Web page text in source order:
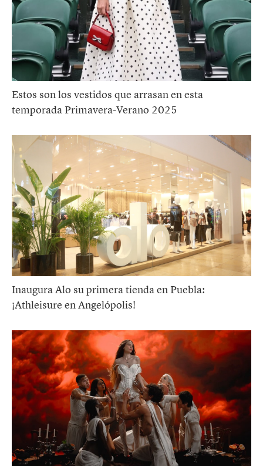
Estos son los vestidos que arrasan en esta
temporada Primavera-Verano 2025
Inaugura Alo su primera tienda en Puebla:
¡Athleisure en Angelópolis!